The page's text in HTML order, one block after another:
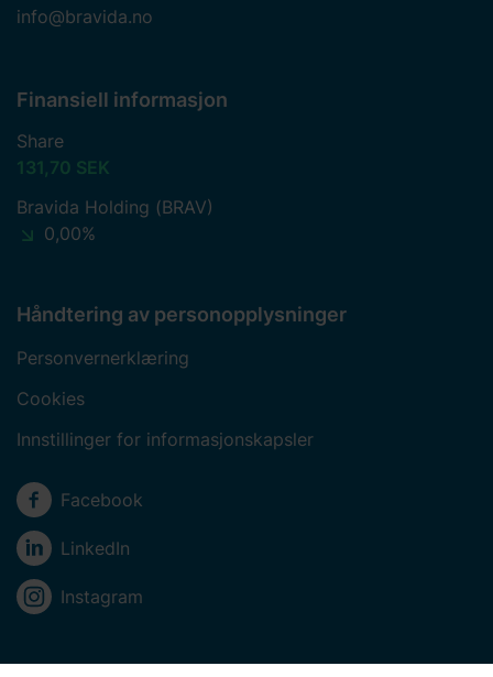
info@bravida.no
Finansiell informasjon
Share
131,70 SEK
Bravida Holding (BRAV)
0,00%
Håndtering av personopplysninger
Personvernerklæring
Cookies
Innstillinger for informasjonskapsler
Sosiale medier
Facebook
LinkedIn
Instagram